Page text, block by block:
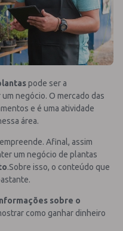
pode ser a
negócio. O mercado das
e é uma atividade
área.
Afinal, assim
um negócio de plantas
.Sobre isso, o conteúdo que
sobre o
como ganhar dinheiro